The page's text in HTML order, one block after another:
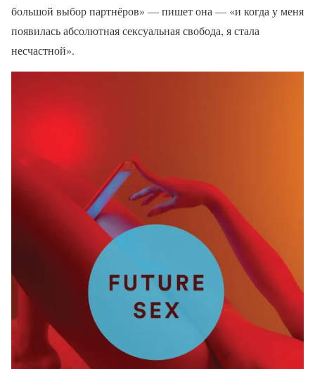
большой выбор партнёров» — пишет она — «и когда у меня
появилась абсолютная сексуальная свобода, я стала
несчастной».